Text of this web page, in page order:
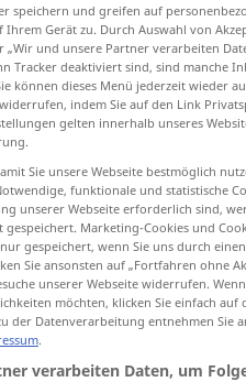
estatura,
Größe a.
speichern und greifen auf
Gerät zu. Durch Auswahl von
und unsere Partner verarbeiten
Tracker deaktiviert sind, sind manche
können dieses Menü jederzeit wieder
indem Sie auf den Link
gelten innerhalb unseres
Sie unsere Webseite bestmöglich
funktionale und statistische
unserer Webseite erforderlich sind,
Marketing-Cookies und
gespeichert, wenn Sie uns durch
Sie ansonsten auf „Fortfahren ohne
unserer Webseite widerrufen.
möchten, klicken Sie einfach
der Datenverarbeitung entnehmen Sie
.
verarbeiten Daten, um